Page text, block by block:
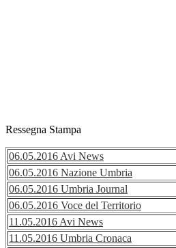
Ressegna Stampa
06.05.2016 Avi News
06.05.2016 Nazione Umbria
06.05.2016 Umbria Journal
06.05.2016 Voce del Territorio
11.05.2016 Avi News
11.05.2016 Umbria Cronaca